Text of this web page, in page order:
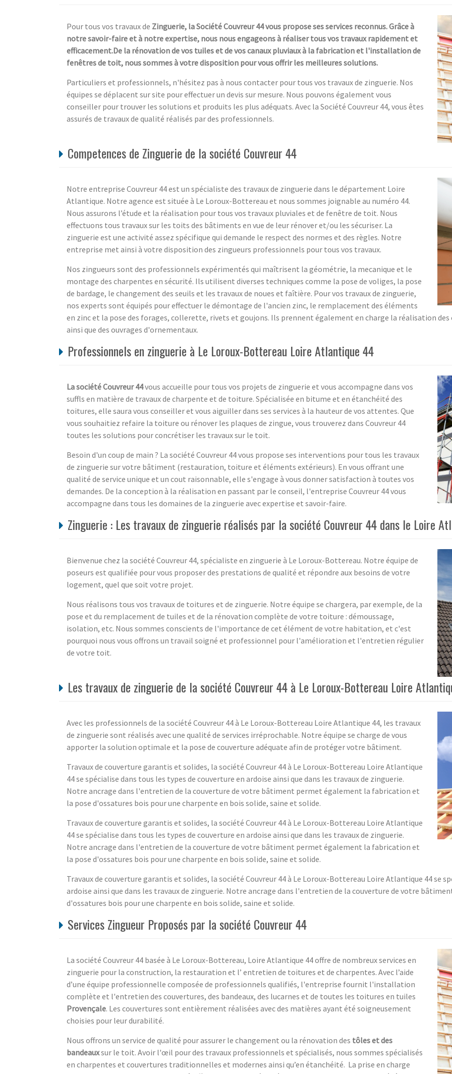
Pour tous vos travaux de Zinguerie, la Société Couvreur 44 vous propose ses services reconnus. Grâce à
notre savoir-faire et à notre expertise, nous nous engageons à réaliser tous vos travaux rapidement et
efficacement.De la rénovation de vos tuiles et de vos canaux pluviaux à la fabrication et l'installation de
fenêtres de toit, nous sommes à votre disposition pour vous offrir les meilleures solutions.
Particuliers et professionnels, n'hésitez pas à nous contacter pour tous vos travaux de zinguerie. Nos
équipes se déplacent sur site pour effectuer un devis sur mesure. Nous pouvons également vous
conseiller pour trouver les solutions et produits les plus adéquats. Avec la Société Couvreur 44, vous êtes
assurés de travaux de qualité réalisés par des professionnels.
Competences de Zinguerie de la société Couvreur 44
Notre entreprise Couvreur 44 est un spécialiste des travaux de zinguerie dans le département Loire
Atlantique. Notre agence est située à Le Loroux-Bottereau et nous sommes joignable au numéro 44.
Nous assurons l’étude et la réalisation pour tous vos travaux pluviales et de fenêtre de toit. Nous
effectuons tous travaux sur les toits des bâtiments en vue de leur rénover et/ou les sécuriser. La
zinguerie est une activité assez spécifique qui demande le respect des normes et des règles. Notre
entreprise met ainsi à votre disposition des zingueurs professionnels pour tous vos travaux.
Nos zingueurs sont des professionnels expérimentés qui maîtrisent la géométrie, la mecanique et le
montage des charpentes en sécurité. Ils utilisent diverses techniques comme la pose de voliges, la pose
de bardage, le changement des seuils et les travaux de noues et faîtière. Pour vos travaux de zinguerie,
nos experts sont équipés pour effectuer le démontage de l'ancien zinc, le remplacement des éléments
en zinc et la pose des forages, collerette, rivets et goujons. Ils prennent également en charge la réalisation des
ainsi que des ouvrages d'ornementaux.
Professionnels en zinguerie à Le Loroux-Bottereau Loire Atlantique 44
La société Couvreur 44vous accueille pour tous vos projets de zinguerie et vous accompagne dans vos
suffls en matière de travaux de charpente et de toiture. Spécialisée en bitume et en étanchéité des
toitures, elle saura vous conseiller et vous aiguiller dans ses services à la hauteur de vos attentes. Que
vous souhaitiez refaire la toiture ou rénover les plaques de zingue, vous trouverez dans Couvreur 44
toutes les solutions pour concrétiser les travaux sur le toit.
Besoin d'un coup de main ? La société Couvreur 44 vous propose ses interventions pour tous les travaux
de zinguerie sur votre bâtiment (restauration, toiture et éléments extérieurs). En vous offrant une
qualité de service unique et un cout raisonnable, elle s'engage à vous donner satisfaction à toutes vos
demandes. De la conception à la réalisation en passant par le conseil, l'entreprise Couvreur 44 vous
accompagne dans tous les domaines de la zinguerie avec expertise et savoir-faire.
Zinguerie : Les travaux de zinguerie réalisés par la société Couvreur 44 dans le Loire
Bienvenue chez la société Couvreur 44, spécialiste en zinguerie à Le Loroux-Bottereau. Notre équipe de
poseurs est qualifiée pour vous proposer des prestations de qualité et répondre aux besoins de votre
logement, quel que soit votre projet.
Nous réalisons tous vos travaux de toitures et de zinguerie. Notre équipe se chargera, par exemple, de la
pose et du remplacement de tuiles et de la rénovation complète de votre toiture : démoussage,
isolation, etc. Nous sommes conscients de l'importance de cet élément de votre habitation, et c'est
pourquoi nous vous offrons un travail soigné et professionnel pour l'amélioration et l'entretien régulier
de votre toit.
Les travaux de zinguerie de la société Couvreur 44 à Le Loroux-Bottereau Loire
Avec les professionnels de la société Couvreur 44 à Le Loroux-Bottereau Loire Atlantique 44, les travaux
de zinguerie sont réalisés avec une qualité de services irréprochable. Notre équipe se charge de vous
apporter la solution optimale et la pose de couverture adéquate afin de protéger votre bâtiment.
Travaux de couverture garantis et solides, la société Couvreur 44 à Le Loroux-Bottereau Loire Atlantique
44 se spécialise dans tous les types de couverture en ardoise ainsi que dans les travaux de zinguerie.
Notre ancrage dans l'entretien de la couverture de votre bâtiment permet également la fabrication et
la pose d'ossatures bois pour une charpente en bois solide, saine et solide.
Travaux de couverture garantis et solides, la société Couvreur 44 à Le Loroux-Bottereau Loire Atlantique
44 se spécialise dans tous les types de couverture en ardoise ainsi que dans les travaux de zinguerie.
Notre ancrage dans l'entretien de la couverture de votre bâtiment permet également la fabrication et
la pose d'ossatures bois pour une charpente en bois solide, saine et solide.
Travaux de couverture garantis et solides, la société Couvreur 44 à Le Loroux-Bottereau Loire Atlantique 44 se
ardoise ainsi que dans les travaux de zinguerie. Notre ancrage dans l'entretien de la couverture de votre
d'ossatures bois pour une charpente en bois solide, saine et solide.
Services Zingueur Proposés par la société Couvreur 44
La société Couvreur 44 basée à Le Loroux-Bottereau, Loire Atlantique 44 offre de nombreux services en
zinguerie pour la construction, la restauration et l’ entretien de toitures et de charpentes. Avec l’aide
d’une équipe professionnelle composée de professionnels qualifiés, l'entreprise fournit l'installation
complète et l'entretien des couvertures, des bandeaux, des lucarnes et de toutes les toitures en tuiles
Provençale. Les couvertures sont entièrement réalisées avec des matières ayant été soigneusement
choisies pour leur durabilité.
Nous offrons un service de qualité pour assurer le changement ou la rénovation des tôles et des
bandeauxsur le toit. Avoir l'œil pour des travaux professionnels et spécialisés, nous sommes spécialisés
en charpentes et couvertures traditionnelles et modernes ainsi qu’en étanchéité. La prise en charge